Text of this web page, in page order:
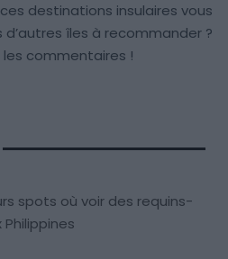
destinations insulaires vous
îles à recommander ?
commentaires !
spots où voir des requins-